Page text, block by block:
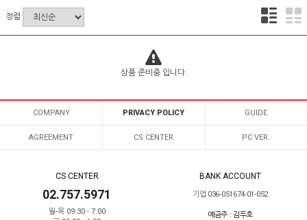
정렬
상품 준비중 입니다.
COMPANY PRIVACY POLICY GUIDE
AGREEMENT CS CENTER PC VER.
CS CENTER
02.757.5971
월-목 09:30 - 7:00
BANK ACCOUNT
기업 036-051674-01-052
예금주 : 김두호